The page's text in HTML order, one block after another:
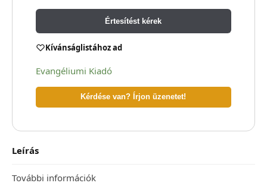
Értesítést kérek
Kívánságlistához ad
Evangéliumi Kiadó
Kérdése van? Írjon üzenetet!
Leírás
További információk